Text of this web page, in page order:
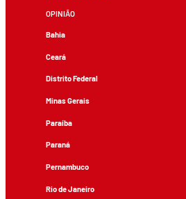
OPINIÃO
Bahia
Ceará
Distrito Federal
Minas Gerais
Paraíba
Paraná
Pernambuco
Rio de Janeiro